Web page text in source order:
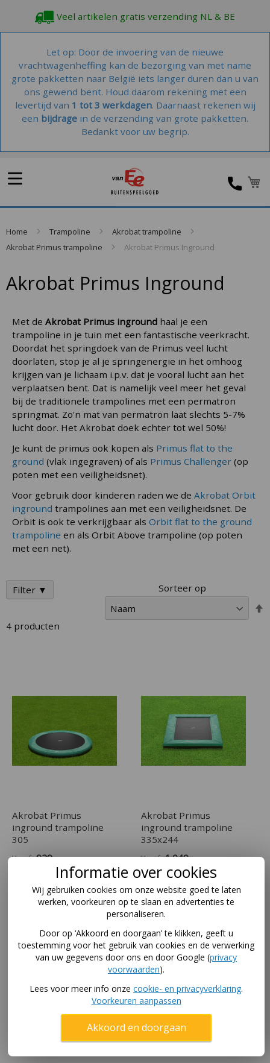
Veel artikelen gratis verzending NL & BE
Let op: Door de invoering van de nieuwe
vrachtwagenheffing kan de bezorging van met name
grote pakketten naar België iets langer duren dan u van
ons gewend bent. Houd daarom rekening met een
levertijd van 1 tot 3 werkdagen. Daarnaast rekenen wij
een bijdrage in de verzending van grote pakketten.
Bedankt voor uw begrip.
Home Trampoline
Akrobat trampoline
Akrobat Primus trampoline
Akrobat Primus Inground
Akrobat Primus Inground
Met de Akrobat Primus inground haal je een
trampoline in je tuin met een fantastische veerkracht.
Doordat het springdoek van de Primus veel lucht
doorlaten, stop je al je springenergie in het omhoog
krijgen van je lichaam i.p.v. dat je vooral lucht aan het
verplaatsen bent. Dat is namelijk veel meer het geval
bij de traditionele trampolines met een permatron
springmat. Zo'n mat van permatron laat slechts 5-7%
lucht door. Het Akrobat doek echter tot wel 50%!
Je kunt de primus ook kopen als Primus flat to the
ground (vlak ingegraven) of als Primus Challenger (op
poten met een veiligheidsnet).
Voor gebruik door kinderen raden we de Akrobat Orbit
inground trampolines aan met een veiligheidsnet. De
Orbit is ook te verkrijgbaar als Orbit flat to the ground
trampoline en als Orbit Above trampoline (op poten
met een net).
4 producten
Sorteer op
Akrobat Primus
inground trampoline
305
Vanaf 929,-
In winkelwagen
Akrobat Primus
inground trampoline
335x244
Vanaf 1.049,-
In winkelwagen
Filter ▼
Informatie over cookies
Wij gebruiken cookies om onze website goed te laten
werken, voorkeuren op te slaan en advertenties te
personaliseren.
Door op ‘Akkoord en doorgaan’ te klikken, geeft u
toestemming voor het gebruik van cookies en de verwerking
van uw gegevens door ons en door Google (privacy
voorwaarden).
Lees voor meer info onze cookie- en privacyverklaring.
Voorkeuren aanpassen
Akkoord en doorgaan